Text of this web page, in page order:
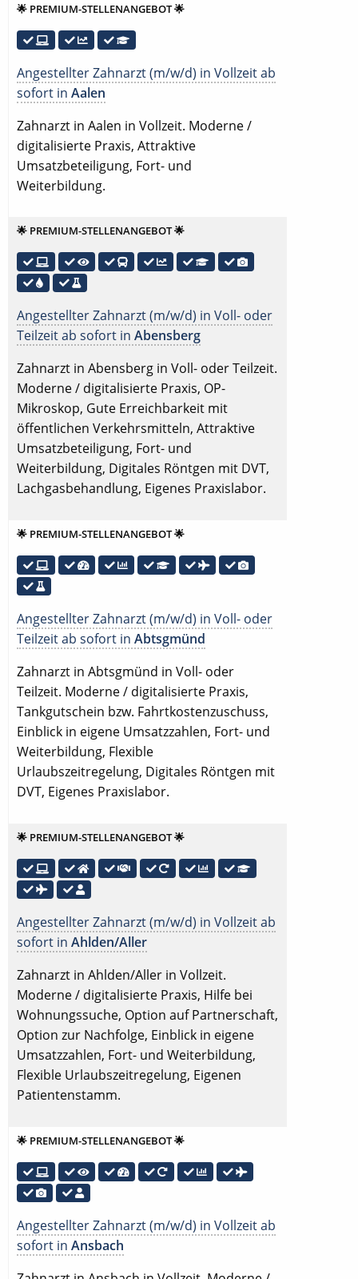
🌟 PREMIUM-STELLENANGEBOT 🌟
Angestellter Zahnarzt (m/w/d) in Vollzeit ab
sofort in Aalen
Zahnarzt in Aalen in Vollzeit. Moderne /
digitalisierte Praxis, Attraktive
Umsatzbeteiligung, Fort- und
Weiterbildung.
🌟 PREMIUM-STELLENANGEBOT 🌟
Angestellter Zahnarzt (m/w/d) in Voll- oder
Teilzeit ab sofort in Abensberg
Zahnarzt in Abensberg in Voll- oder Teilzeit.
Moderne / digitalisierte Praxis, OP-
Mikroskop, Gute Erreichbarkeit mit
öffentlichen Verkehrsmitteln, Attraktive
Umsatzbeteiligung, Fort- und
Weiterbildung, Digitales Röntgen mit DVT,
Lachgasbehandlung, Eigenes Praxislabor.
🌟 PREMIUM-STELLENANGEBOT 🌟
Angestellter Zahnarzt (m/w/d) in Voll- oder
Teilzeit ab sofort in Abtsgmünd
Zahnarzt in Abtsgmünd in Voll- oder
Teilzeit. Moderne / digitalisierte Praxis,
Tankgutschein bzw. Fahrtkostenzuschuss,
Einblick in eigene Umsatzzahlen, Fort- und
Weiterbildung, Flexible
Urlaubszeitregelung, Digitales Röntgen mit
DVT, Eigenes Praxislabor.
🌟 PREMIUM-STELLENANGEBOT 🌟
Angestellter Zahnarzt (m/w/d) in Vollzeit ab
sofort in Ahlden/Aller
Zahnarzt in Ahlden/Aller in Vollzeit.
Moderne / digitalisierte Praxis, Hilfe bei
Wohnungssuche, Option auf Partnerschaft,
Option zur Nachfolge, Einblick in eigene
Umsatzzahlen, Fort- und Weiterbildung,
Flexible Urlaubszeitregelung, Eigenen
Patientenstamm.
🌟 PREMIUM-STELLENANGEBOT 🌟
Angestellter Zahnarzt (m/w/d) in Vollzeit ab
sofort in Ansbach